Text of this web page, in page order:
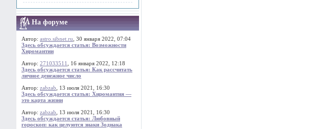
На форуме
Автор: astro.sibnet.ru , 30 января 2022, 07:04
Здесь обсуждается статья: Возможности
Хиромантии
Автор: 271033511
, 16 января 2022, 12:18
Здесь обсуждается статья: Как рассчитать
личное денежное число
Автор: zabzab , 13 июля 2021, 16:30
Здесь обсуждается статья: Хиромантия —
это карта жизни
Автор: zabzab , 13 июля 2021, 16:30
Здесь обсуждается статья: Любовный
гороскоп: как целуются знаки Зодиака